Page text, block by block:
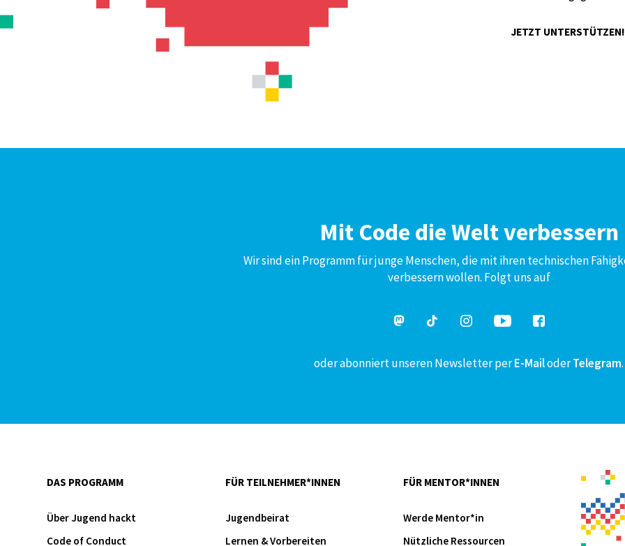
JETZT
Mit Code die Welt verbessern
Wir sind ein Programm für junge Menschen, die mit ihren technischen
verbessern wollen. Folgt uns auf
oder abonniert unseren Newsletter perE-MailoderTelegram.
DAS PROGRAMM
Über Jugend hackt
Code of Conduct
FÜR TEILNEHMER*INNEN
Jugendbeirat
Lernen & Vorbereiten
FÜR MENTOR*INNEN
Werde Mentor*in
Nützliche Ressourcen